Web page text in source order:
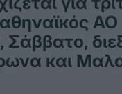
ΑΟ
Σάββατο,
και